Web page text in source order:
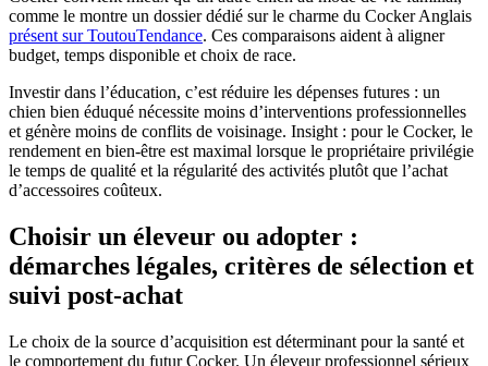
comme le montre un dossier dédié sur le charme du Cocker Anglais
présent sur ToutouTendance. Ces comparaisons aident à aligner
budget, temps disponible et choix de race.
Investir dans l’éducation, c’est réduire les dépenses futures : un
chien bien éduqué nécessite moins d’interventions professionnelles
et génère moins de conflits de voisinage. Insight : pour le Cocker, le
rendement en bien-être est maximal lorsque le propriétaire privilégie
le temps de qualité et la régularité des activités plutôt que l’achat
d’accessoires coûteux.
Choisir un éleveur ou adopter :
démarches légales, critères de sélection et
suivi post-achat
Le choix de la source d’acquisition est déterminant pour la santé et
le comportement du futur Cocker. Un éleveur professionnel sérieux